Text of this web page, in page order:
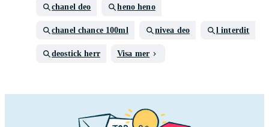
chanel deo heno heno
chanel chance 100ml nivea deo l interdit
deostick herr Visa mer